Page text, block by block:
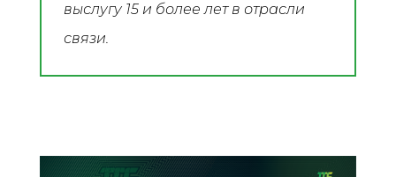
выслугу 15 и более лет в отрасли
связи.